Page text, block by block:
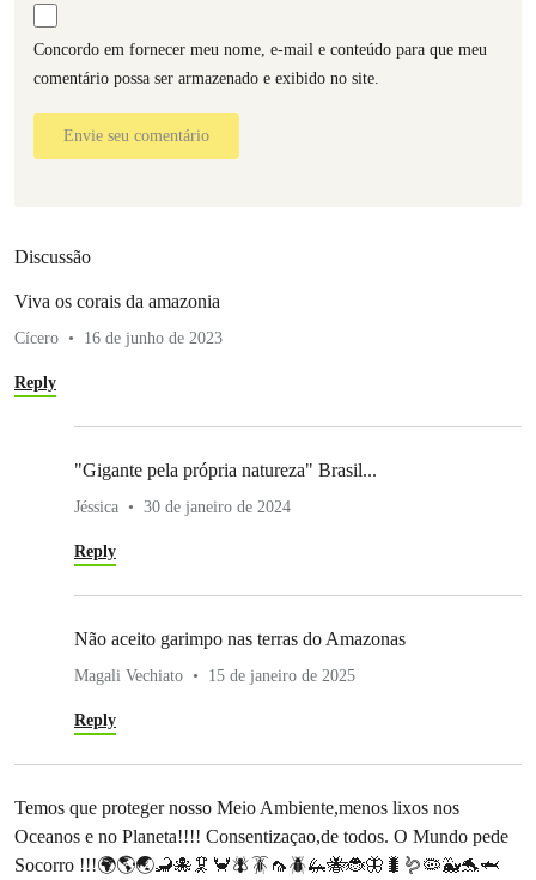
Concordo em fornecer meu nome, e-mail e conteúdo para que meu
comentário possa ser armazenado e exibido no site.
Envie seu comentário
Discussão
Viva os corais da amazonia
Cícero 16 de junho de 2023
Reply
"Gigante pela própria natureza" Brasil...
Jéssica 30 de janeiro de 2024
Reply
Não aceito garimpo nas terras do Amazonas
Magali Vechiato 15 de janeiro de 2025
Reply
Temos que proteger nosso Meio Ambiente,menos lixos nos
Oceanos e no Planeta!!!! Consentizaçao,de todos. O Mundo pede
Socorro !!!🌍🌎🌏🦂🐙🦑🦀🪰🪳🦟🪲🦗🐝🐞🦋🐛🪱🦠🐳🐬🦈